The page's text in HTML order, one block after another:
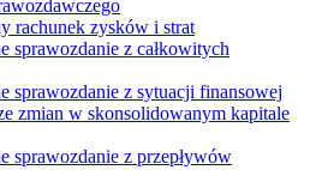
rachunek zysków i strat
sprawozdanie z całkowitych
sprawozdanie z sytuacji finansowej
zmian w skonsolidowanym kapitale
sprawozdanie z przepływów